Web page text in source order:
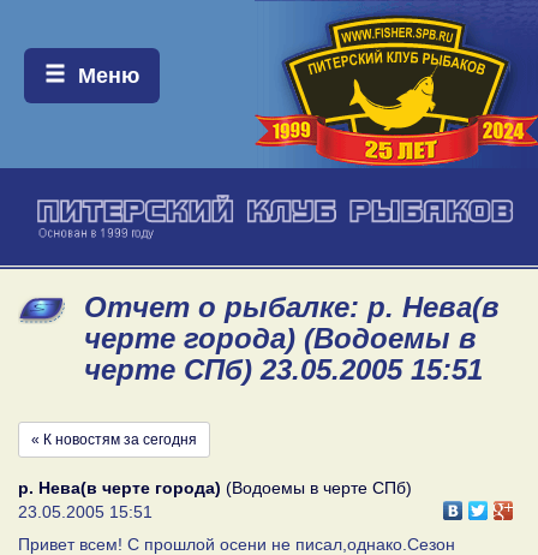
Меню:
Меню
Отчет о рыбалке: р. Нева(в
черте города) (Водоемы в
черте СПб) 23.05.2005 15:51
« К новостям за сегодня
р. Нева(в черте города) (Водоемы в черте СПб)
23.05.2005 15:51
Привет всем! С прошлой осени не писал,однако.Сезон